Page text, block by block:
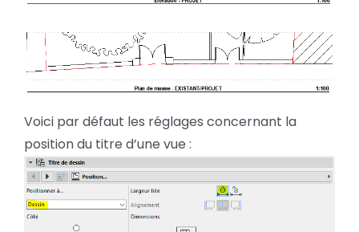
Voici par défaut les réglages concernant la
position du titre d’une vue :